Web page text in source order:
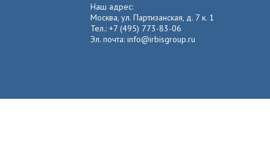
Наш адрес:
Москва, ул. Партизанская, д. 7 к. 1
Тел.: +7 (495) 773-83-06
Эл. почта: info@irbisgroup.ru